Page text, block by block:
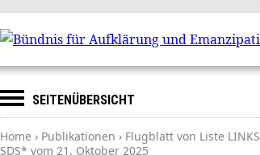
SEITENÜBERSICHT
Home › Publikationen › Flugblatt von Liste
SDS* vom 21. Oktober 2025